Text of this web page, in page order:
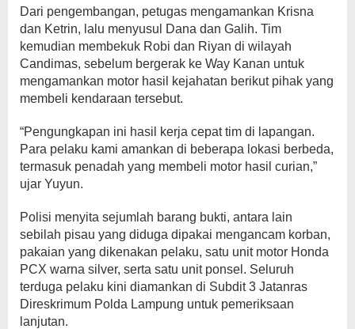
Dari pengembangan, petugas mengamankan Krisna
dan Ketrin, lalu menyusul Dana dan Galih. Tim
kemudian membekuk Robi dan Riyan di wilayah
Candimas, sebelum bergerak ke Way Kanan untuk
mengamankan motor hasil kejahatan berikut pihak yang
membeli kendaraan tersebut.
“Pengungkapan ini hasil kerja cepat tim di lapangan.
Para pelaku kami amankan di beberapa lokasi berbeda,
termasuk penadah yang membeli motor hasil curian,”
ujar Yuyun.
Polisi menyita sejumlah barang bukti, antara lain
sebilah pisau yang diduga dipakai mengancam korban,
pakaian yang dikenakan pelaku, satu unit motor Honda
PCX warna silver, serta satu unit ponsel. Seluruh
terduga pelaku kini diamankan di Subdit 3 Jatanras
Direskrimum Polda Lampung untuk pemeriksaan
lanjutan.